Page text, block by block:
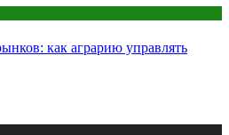
как аграрию управлять